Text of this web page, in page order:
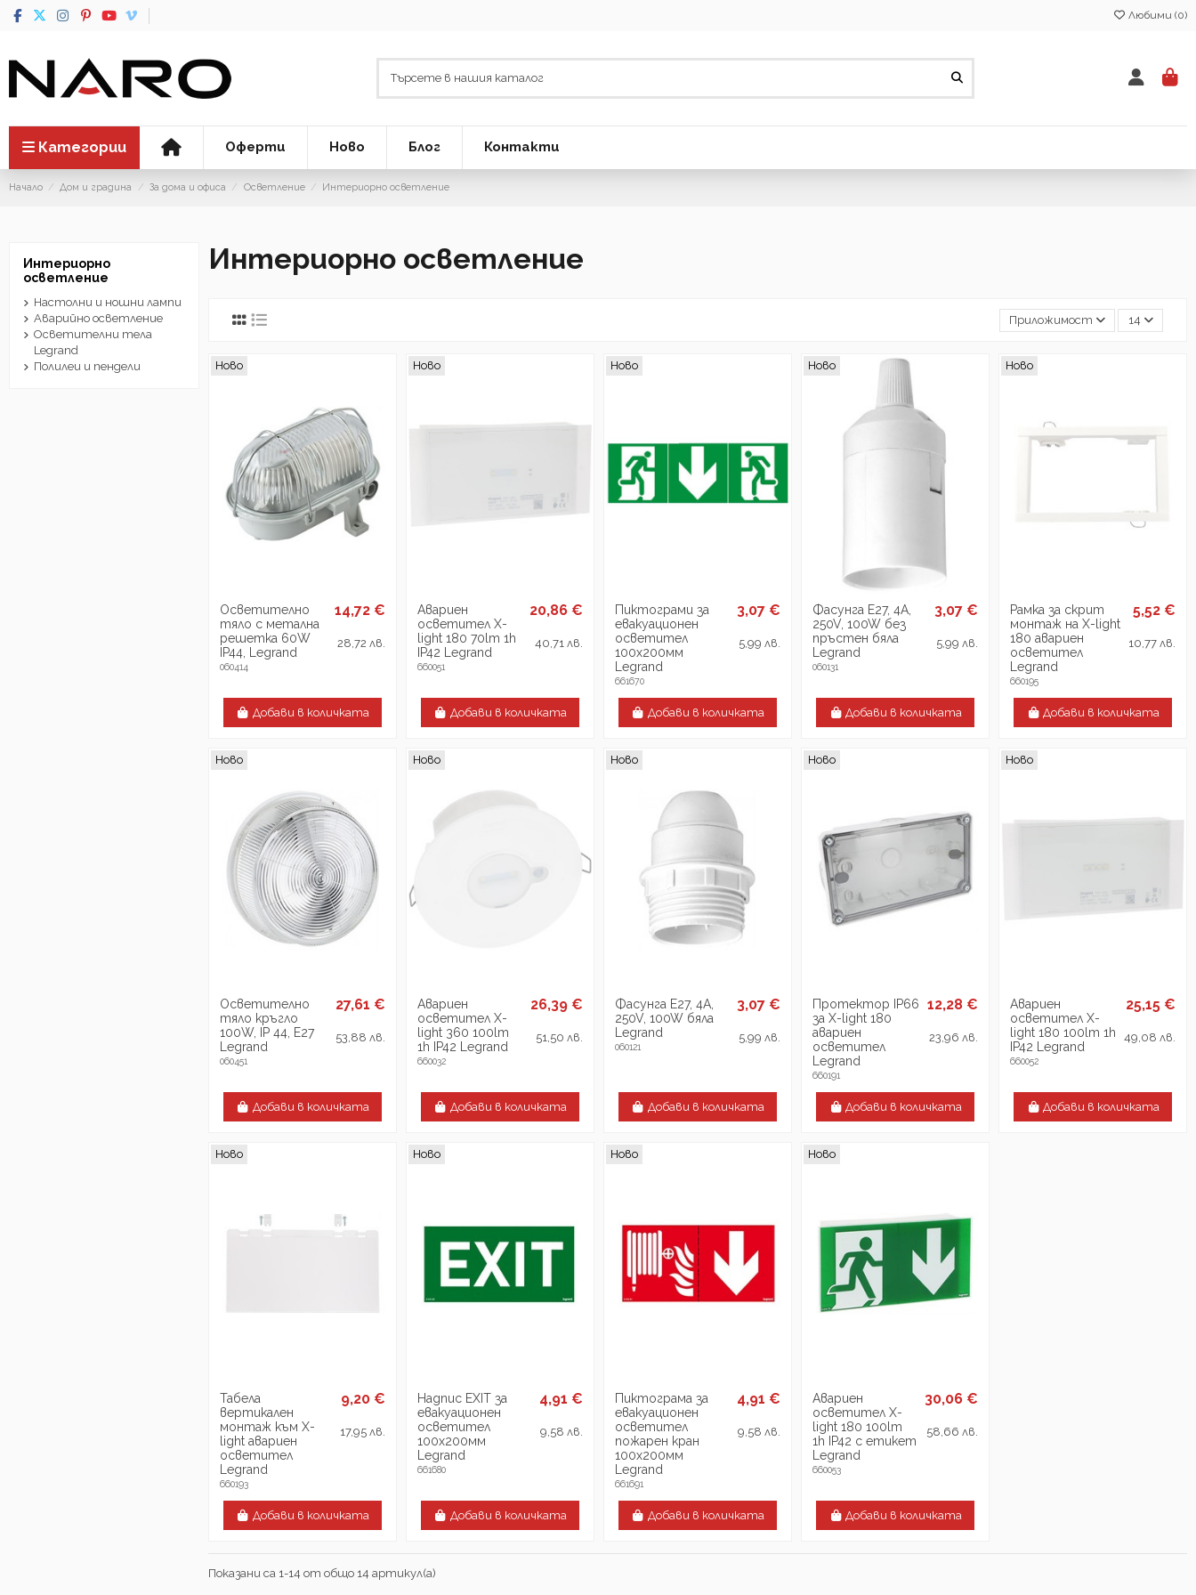
Любими (0)
Категории Оферти Ново Блог Контакти
Начало Дом и градина За дома и офиса Осветление Интериорно осветление
Интериорно осветление
Приложимост 14
Ново
Осветително
тяло с метална
решетка 60W
IP44, Legrand
060414
14,72 €
28,72 лв.
Добави в количката
Ново
Авариен
осветител X-
light 180 70lm 1h
IP42 Legrand
660051
20,86 €
40,71 лв.
Добави в количката
Ново
Пиктограми за
евакуационен
осветител
100х200мм
Legrand
661670
3,07 €
5,99 лв.
Добави в количката
Ново
Фасунга E27, 4A,
250V, 100W без
пръстен бяла
Legrand
060131
3,07 €
5,99 лв.
Добави в количката
Ново
Рамка за скрит
монтаж на X-light
180 авариен
осветител
Legrand
660195
5,52 €
10,77 лв.
Добави в количката
Ново
Осветително
тяло кръгло
100W, IP 44, E27
Legrand
060451
27,61 €
53,88 лв.
Добави в количката
Ново
Авариен
осветител X-
light 360 100lm
1h IP42 Legrand
660032
26,39 €
51,50 лв.
Добави в количката
Ново
Фасунга E27, 4A,
250V, 100W бяла
Legrand
060121
3,07 €
5,99 лв.
Добави в количката
Ново
Протектор IP66
за X-light 180
авариен
осветител
Legrand
660191
12,28 €
23,96 лв.
Добави в количката
Ново
Авариен
осветител X-
light 180 100lm 1h
IP42 Legrand
660052
25,15 €
49,08 лв.
Добави в количката
Ново
Табела
вертикален
монтаж към X-
light авариен
осветител
Legrand
660193
9,20 €
17,95 лв.
Добави в количката
Ново
Надпис EXIT за
евакуационен
осветител
100х200мм
Legrand
661680
4,91 €
9,58 лв.
Добави в количката
Ново
Пиктограма за
евакуационен
осветител
пожарен кран
100х200мм
Legrand
661691
4,91 €
9,58 лв.
Добави в количката
Ново
Авариен
осветител X-
light 180 100lm
1h IP42 с етикет
Legrand
660053
30,06 €
58,66 лв.
Добави в количката
Показани са 1-14 от общо 14 артикул(а)
Интериорно
осветление
Настолни и ношни лампи
Аварийно осветление
Осветителни тела
Legrand
Полилеи и пендели